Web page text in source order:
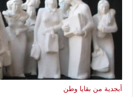
أبجدية من بقايا وطن